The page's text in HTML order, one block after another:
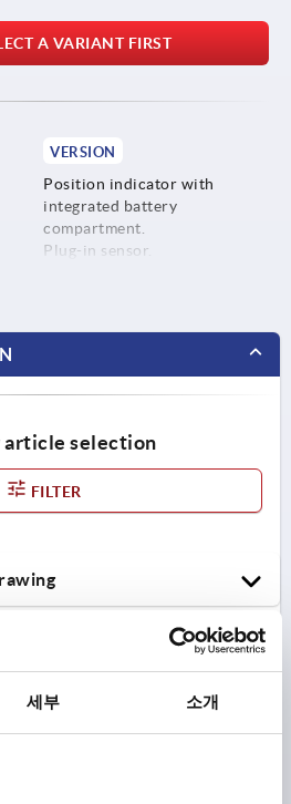
세부 소개
A VARIANT FIRST
VERSION
Position indicator with
integrated battery
compartment.
Plug-in sensor.
article selection
FILTER